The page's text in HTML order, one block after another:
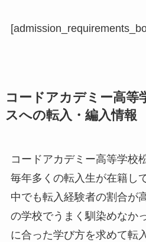
コードアカデミー高
スへの転入・編入情報
コードアカデミー高等学校
毎年多くの転入生が在籍し
中でも転入経験者の割合が
の学校でうまく馴染めなか
に合った学び方を求めて転